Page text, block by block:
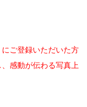
ご登録いただいた方
感動が伝わる写真上